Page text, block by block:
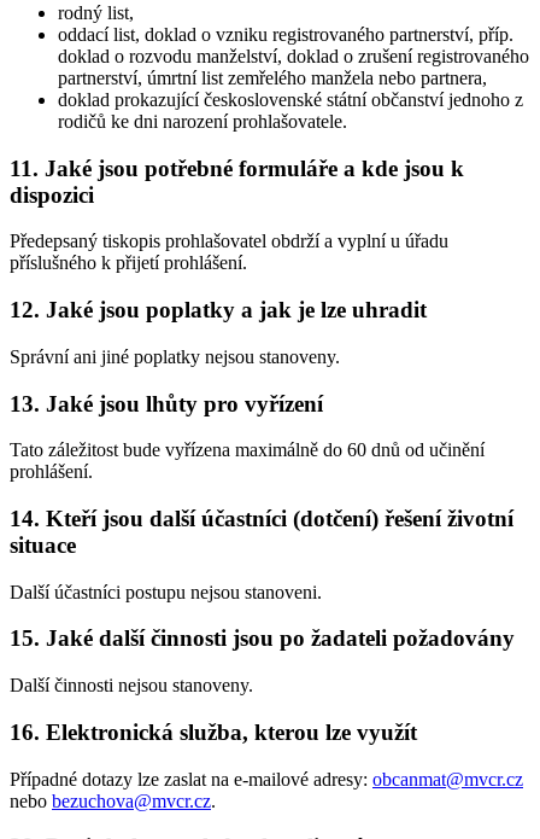
rodný list,
oddací list, doklad o vzniku registrovaného partnerství, příp.
doklad o rozvodu manželství, doklad o zrušení registrovaného
partnerství, úmrtní list zemřelého manžela nebo partnera,
doklad prokazující československé státní občanství jednoho z
rodičů ke dni narození prohlašovatele.
11. Jaké jsou potřebné formuláře a kde jsou k
dispozici
Předepsaný tiskopis prohlašovatel obdrží a vyplní u úřadu
příslušného k přijetí prohlášení.
12. Jaké jsou poplatky a jak je lze uhradit
Správní ani jiné poplatky nejsou stanoveny.
13. Jaké jsou lhůty pro vyřízení
Tato záležitost bude vyřízena maximálně do 60 dnů od učinění
prohlášení.
14. Kteří jsou další účastníci (dotčení) řešení životní
situace
Další účastníci postupu nejsou stanoveni.
15. Jaké další činnosti jsou po žadateli požadovány
Další činnosti nejsou stanoveny.
16. Elektronická služba, kterou lze využít
Případné dotazy lze zaslat na e-mailové adresy: obcanmat@mvcr.cz
nebo bezuchova@mvcr.cz.